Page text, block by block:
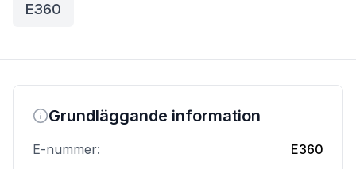
E360
Grundläggande information
E-nummer:
E360